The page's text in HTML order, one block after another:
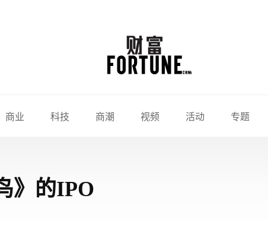
商业 科技 商潮 视频 活动 专题
》的IPO